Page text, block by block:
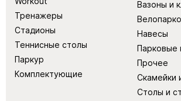
Тренажеры
Стадионы
Теннисные столы
Паркур
Комплектующие
Вазоны и
Навесы
Парковые
Прочее
Скамейки
Столы и